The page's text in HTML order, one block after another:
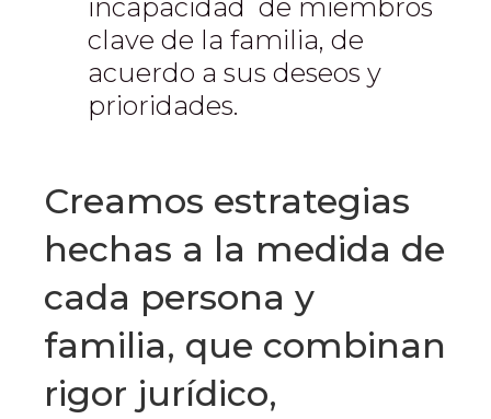
incapacidad de miembros
clave de la familia, de
acuerdo a sus deseos y
prioridades.
Creamos estrategias
hechas a la medida de
cada persona y
familia, que combinan
rigor jurídico,